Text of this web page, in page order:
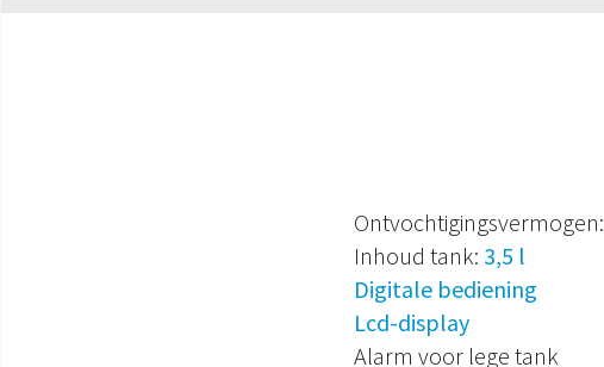
Ontvochtigingsvermogen:
Inhoud tank: 3,5 l
Digitale bediening
Lcd-display
Alarm voor lege tank